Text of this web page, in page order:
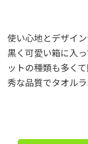
使い心地とデザイ
黒く可愛い箱に入
ットの種類も多く
秀な品質でタオル